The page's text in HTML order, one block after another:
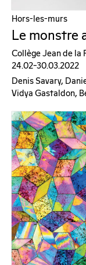
Hors-les-murs
Le monstre
Collège Jean de la
24.02–30.03.2022
Denis Savary,
Vidya Gastaldon,